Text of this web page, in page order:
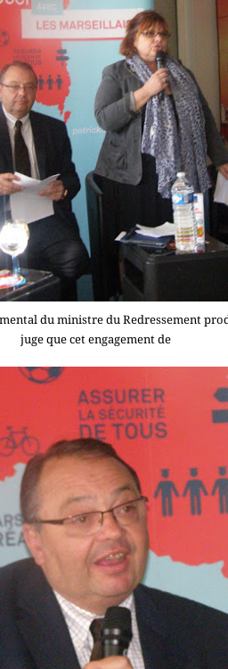
du ministre du Redressement
juge que cet engagement de